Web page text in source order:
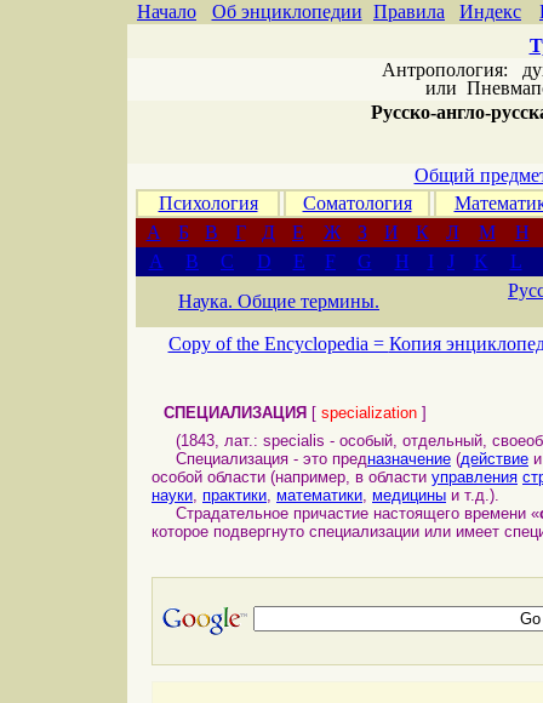
Начало Об энциклопедии Правила Индекс
Антропология:
или
Русско-англо-
Общий
Психология
Соматология
А
Б В Г Д Е Ж З И К Л М
Н
A
B C D E F G H I J K
L
Наука. Общие термины.
Copy of the Encyclopedia = Копия
СПЕЦИАЛИЗАЦИЯ [ specialization ]
(1843, лат.: specialis - особый, отдельный,
Специализация - это предназначение (действие
особой области (например, в области управления
науки, практики, математики, медицины и т.д.).
Страдательное причастие настоящего времени «
которое подвергнуто специализации или имеет